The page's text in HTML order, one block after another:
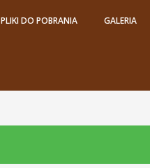
PLIKI DO POBRANIA GALERIA